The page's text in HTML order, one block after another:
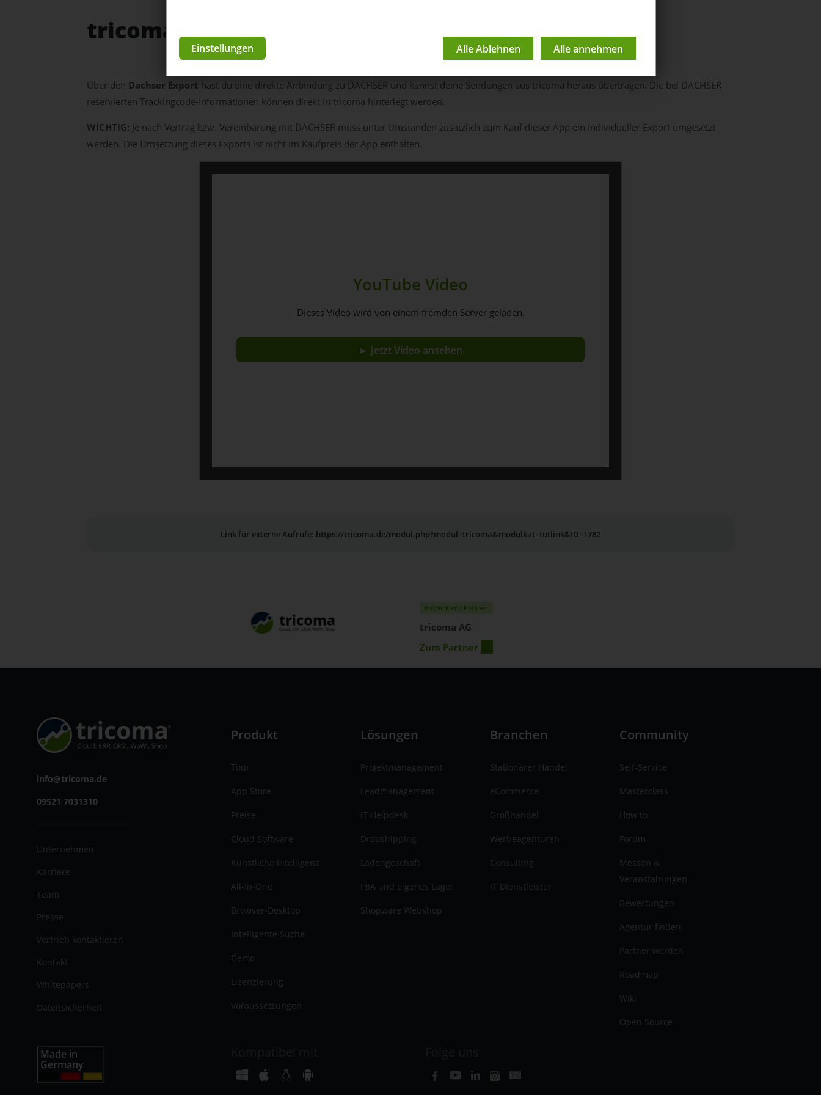
tricoma - DACHSER Export
Über den Dachser Export hast du eine direkte Anbindung zu DACHSER und kannst deine Sendungen aus tricoma heraus übertragen. Die bei DACHSER
reservierten Trackingcode-Informationen können direkt in tricoma hinterlegt werden.
WICHTIG: Je nach Vertrag bzw. Vereinbarung mit DACHSER muss unter Umständen zusätzlich zum Kauf dieser App ein individueller Export umgesetzt
werden. Die Umsetzung dieses Exports ist nicht im Kaufpreis der App enthalten.
YouTube Video
Dieses Video wird von einem fremden Server geladen.
► Jetzt Video ansehen
Link für externe Aufrufe: https://tricoma.de/modul.php?modul=tricoma&modulkat=tutlink&ID=1782
Entwickler / Partner
tricoma AG
Zum Partner
info@tricoma.de
09521 7031310
Unternehmen
Karriere
Team
Presse
Vertrieb kontaktieren
Kontakt
Whitepapers
Datensicherheit
Produkt
Tour
App Store
Preise
Cloud Software
Künstliche Intelligenz
All-In-One
Browser-Desktop
Intelligente Suche
Demo
Lizenzierung
Voraussetzungen
Lösungen
Projektmanagement
Leadmanagement
IT Helpdesk
Dropshipping
Ladengeschäft
FBA und eigenes Lager
Shopware Webshop
Branchen
Stationärer Handel
eCommerce
Großhandel
Werbeagenturen
Consulting
IT Dienstleister
Community
Self-Service
Masterclass
How to
Forum
Messen &
Veranstaltungen
Bewertungen
Agentur finden
Partner werden
Roadmap
Wiki
Open Source
Einstellungen